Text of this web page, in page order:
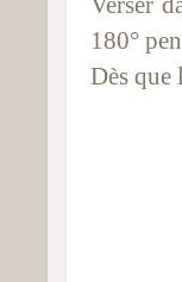
180°
Dès